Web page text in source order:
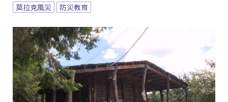
莫拉克風災
防災教育